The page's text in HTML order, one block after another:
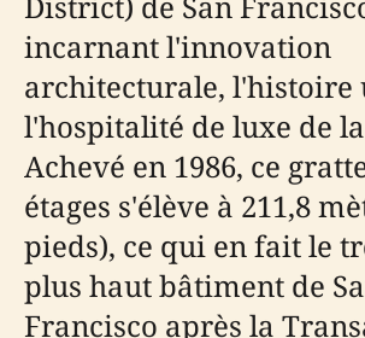
incarnant l'innovation
architecturale, l'histoire
l'hospitalité de luxe de
Achevé en 1986, ce
étages s'élève à 211,8
pieds), ce qui en fait le
plus haut bâtiment de
Francisco après la